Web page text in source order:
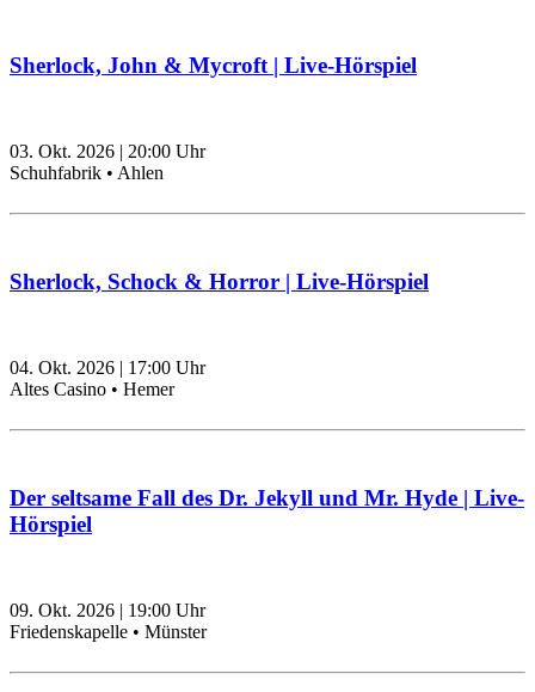
Sherlock, John & Mycroft | Live-Hörspiel
03. Okt. 2026 | 20:00 Uhr
Schuhfabrik • Ahlen
Sherlock, Schock & Horror | Live-Hörspiel
04. Okt. 2026 | 17:00 Uhr
Altes Casino • Hemer
Der seltsame Fall des Dr. Jekyll und Mr. Hyde | Live-
Hörspiel
09. Okt. 2026 | 19:00 Uhr
Friedenskapelle • Münster